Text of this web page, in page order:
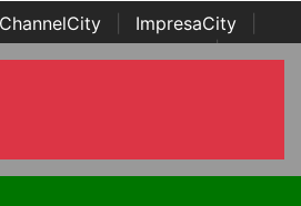
ChannelCity ImpresaCity
Italian Channel Awards | Italian